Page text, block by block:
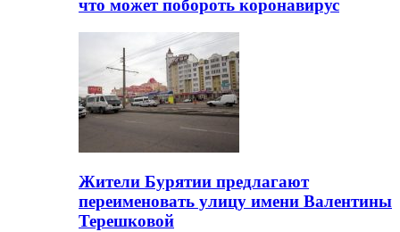
что может побороть коронавирус
Жители Бурятии предлагают
переименовать улицу имени Валентины
Терешковой